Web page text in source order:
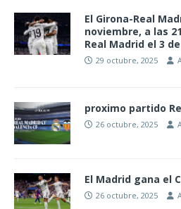
El Girona-Real
noviembre, a las
Real Madrid el 3
29 octubre, 2025
proximo partido
26 octubre, 2025
El Madrid gana el
26 octubre, 2025